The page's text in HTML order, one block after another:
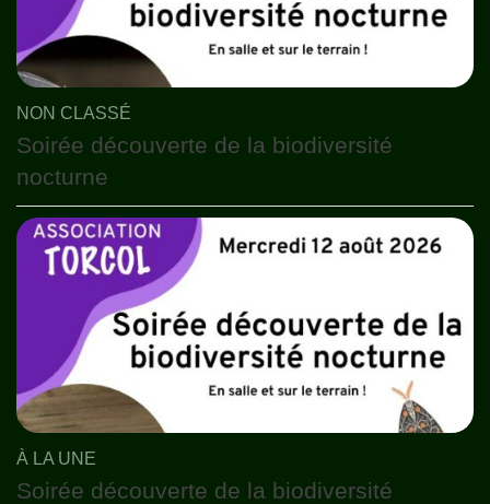
NON CLASSÉ
Soirée découverte de la biodiversité
nocturne
À LA UNE
Soirée découverte de la biodiversité